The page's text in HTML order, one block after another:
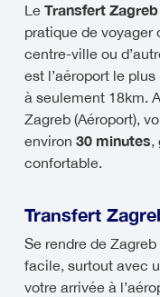
Le Transfert
pratique de voyager
centre-ville ou
est l’aéroport le
à seulement 18km.
Zagreb (Aéroport),
environ 30 minutes,
confortable.
Transfert
Se rendre de
facile, surtout avec
votre arrivée à